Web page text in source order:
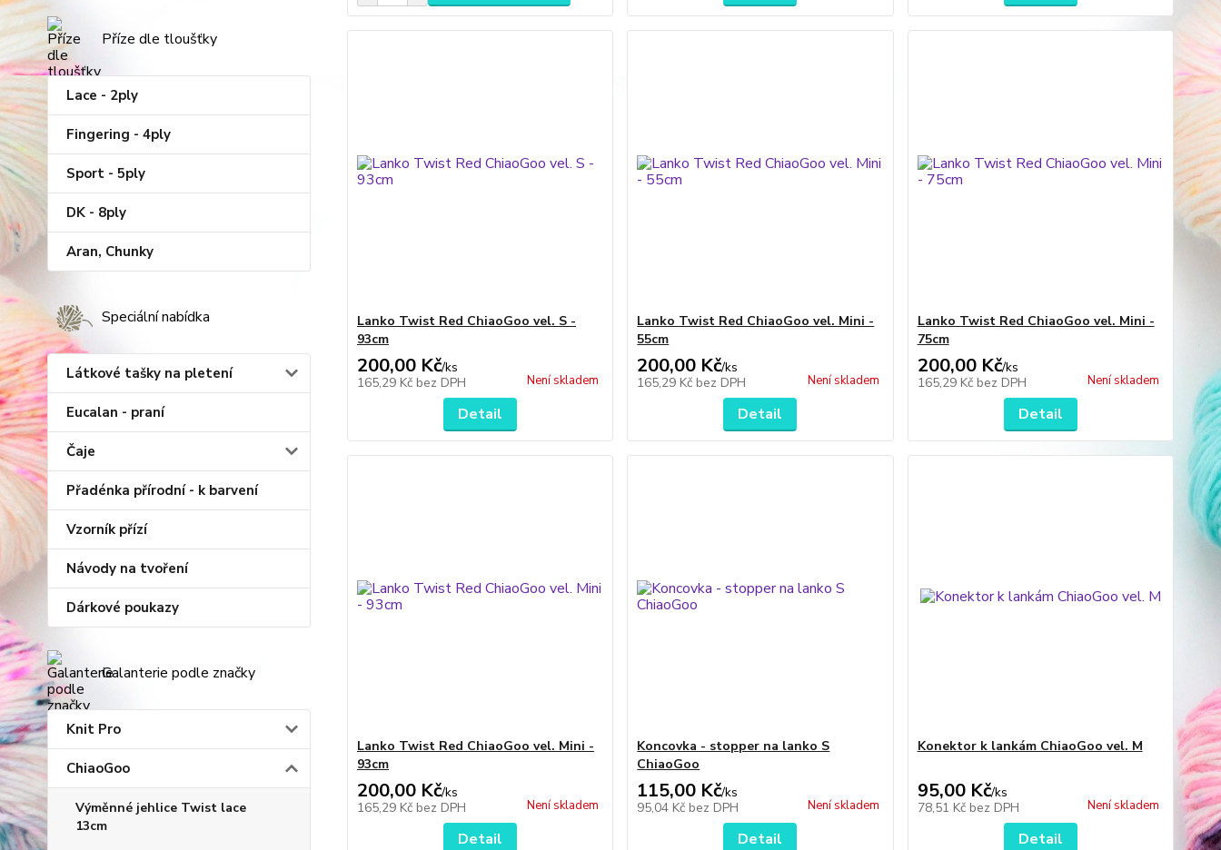
Příze dle tloušťky
Lace - 2ply
Fingering - 4ply
Sport - 5ply
DK - 8ply
Aran, Chunky
Speciální nabídka
Látkové tašky na pletení
Eucalan - praní
Čaje
Přadénka přírodní - k barvení
Vzorník přízí
Návody na tvoření
Dárkové poukazy
Galanterie podle značky
Knit Pro
ChiaoGoo
Výměnné jehlice Twist lace
13cm
Lanko Twist Red ChiaoGoo vel. S -
93cm
200,00 Kč/ks
165,29 Kč bez DPH Není skladem
Detail
Lanko Twist Red ChiaoGoo vel. Mini -
55cm
200,00 Kč/ks
165,29 Kč bez DPH Není skladem
Detail
Lanko Twist Red ChiaoGoo vel. Mini -
75cm
200,00 Kč/ks
165,29 Kč bez DPH Není skladem
Detail
Lanko Twist Red ChiaoGoo vel. Mini -
93cm
200,00 Kč/ks
165,29 Kč bez DPH Není skladem
Detail
Koncovka - stopper na lanko S
ChiaoGoo
115,00 Kč/ks
95,04 Kč bez DPH Není skladem
Detail
Konektor k lankám ChiaoGoo vel. M
95,00 Kč/ks
78,51 Kč bez DPH Není skladem
Detail